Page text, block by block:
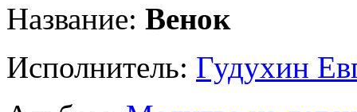
Название: Венок
Исполнитель: Гудухин